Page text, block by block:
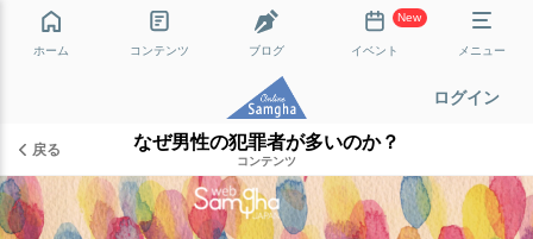
ホーム コンテンツ ブログ
New
イベント メニュー
ログイン
戻る なぜ男性の犯罪者が多いのか？
コンテンツ